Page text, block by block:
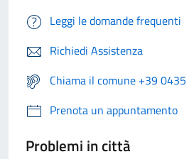
Leggi le domande frequenti
Richiedi Assistenza
Chiama il comune +39
Prenota un appuntamento
Problemi in città